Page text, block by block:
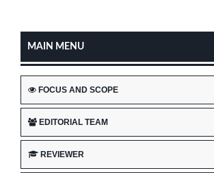
MAIN MENU
FOCUS AND SCOPE
EDITORIAL TEAM
REVIEWER